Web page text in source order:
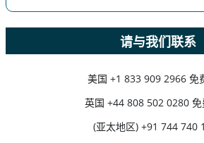
请与我们联系
美国 +1 833 909 2966 免
英国 +44 808 502 0280
(亚太地区) +91 744 740